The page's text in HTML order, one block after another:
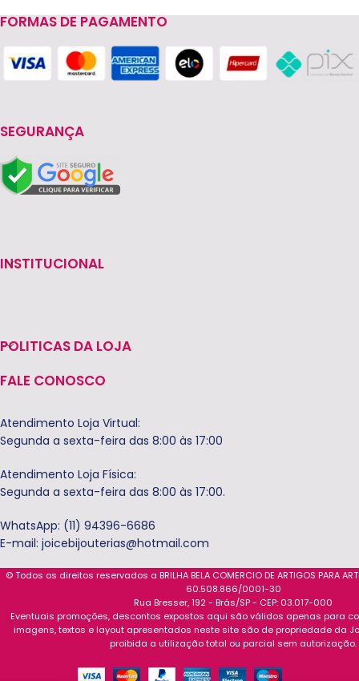
Read more
FORMAS DE PAGAMENTO
SEGURANÇA
INSTITUCIONAL
POLITICAS DA LOJA
FALE CONOSCO
Atendimento Loja Virtual:
Segunda a sexta-feira das 8:00 às 17:00
Atendimento Loja Física:
Segunda a sexta-feira das 8:00 às 17:00.
WhatsApp: (11) 94396-6686
E-mail: joicebijouterias@hotmail.com
© Todos os direitos reservados a BRILHA BELA COMERCIO DE ARTIGOS PARA
60.508.866/0001-30
Rua Bresser, 192 - Brás/SP - CEP: 03.017-000
Eventuais promoções, descontos expostos aqui são válidos apenas para
imagens, textos e layout apresentados neste site são de propriedade da
proibida a utilização total ou parcial sem autorização.